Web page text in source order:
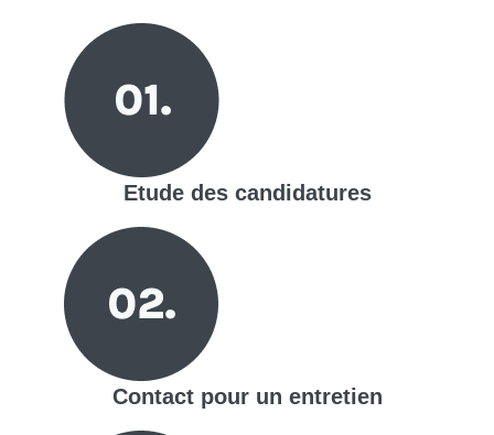
Etude des candidatures
Contact pour un entretien